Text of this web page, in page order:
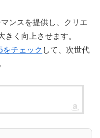
ンスを提供し、クリエ
きく向上させます。
をチェック して、次世代